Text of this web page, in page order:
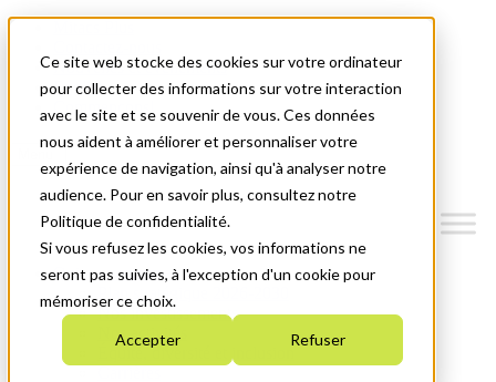
Ce site web stocke des cookies sur votre ordinateur
pour collecter des informations sur votre interaction
avec le site et se souvenir de vous. Ces données
nous aident à améliorer et personnaliser votre
expérience de navigation, ainsi qu'à analyser notre
audience. Pour en savoir plus, consultez notre
Politique de confidentialité.
Si vous refusez les cookies, vos informations ne
seront pas suivies, à l'exception d'un cookie pour
mémoriser ce choix.
Accepter Refuser
Nouvelles et événements
English
Commençons!
Qui nous sommes
Plan stratégique 2026-2030
Nos investissements
Nos activités
Équité, diversité et inclusion